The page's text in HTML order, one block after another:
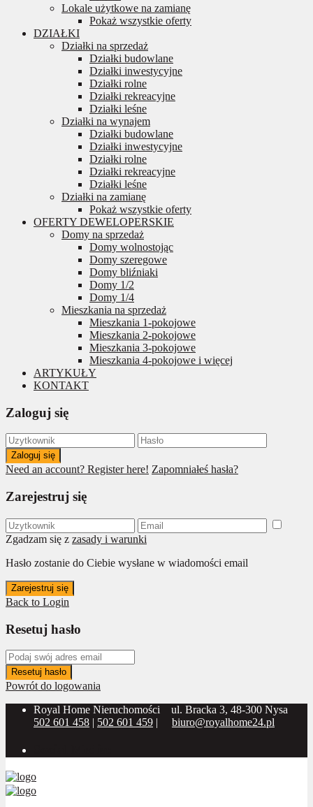
Lokale użytkowe na zamianę
Pokaż wszystkie oferty
DZIAŁKI
Działki na sprzedaż
Działki budowlane
Działki inwestycyjne
Działki rolne
Działki rekreacyjne
Działki leśne
Działki na wynajem
Działki budowlane
Działki inwestycyjne
Działki rolne
Działki rekreacyjne
Działki leśne
Działki na zamianę
Pokaż wszystkie oferty
OFERTY DEWELOPERSKIE
Domy na sprzedaż
Domy wolnostojąc
Domy szeregowe
Domy bliźniaki
Domy 1/2
Domy 1/4
Mieszkania na sprzedaż
Mieszkania 1-pokojowe
Mieszkania 2-pokojowe
Mieszkania 3-pokojowe
Mieszkania 4-pokojowe i więcej
ARTYKUŁY
KONTAKT
Zaloguj się
Zaloguj się
Need an account? Register here! Zapomniałeś hasła?
Zarejestruj się
Zgadzam się z zasady i warunki
Hasło zostanie do Ciebie wysłane w wiadomości email
Zarejestruj się
Back to Login
Resetuj hasło
Resetuj hasło
Powrót do logowania
Royal Home Nieruchomości
ul. Bracka 3, 48-300 Nysa
502 601 458 | 502 601 459 | biuro@royalhome24.pl